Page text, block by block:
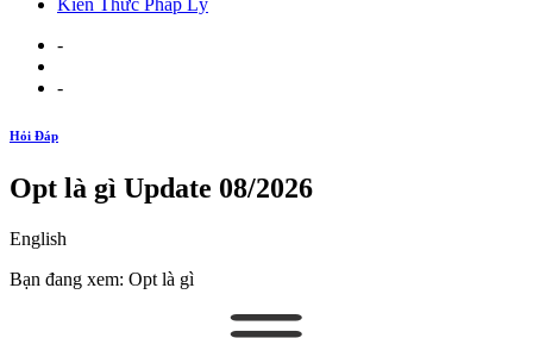
Kiến Thức Pháp Lý
-
-
Hỏi Đáp
Opt là gì Update 08/2026
English
Bạn đang xem: Opt là gì